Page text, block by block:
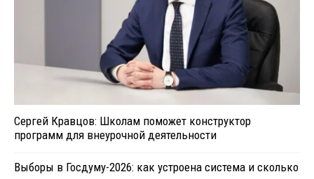
Сергей Кравцов: Школам поможет конструктор
программ для внеурочной деятельности
Выборы в Госдуму-2026: как устроена система и сколько